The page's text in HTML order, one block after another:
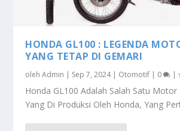
HONDA GL100 : LEGENDA
YANG TETAP DI GEMARI
olehAdmin | Sep 7, 2024| Otomotif | 0 |
Honda GL100 Adalah Salah Satu Motor
Yang Di Produksi Oleh Honda, Yang